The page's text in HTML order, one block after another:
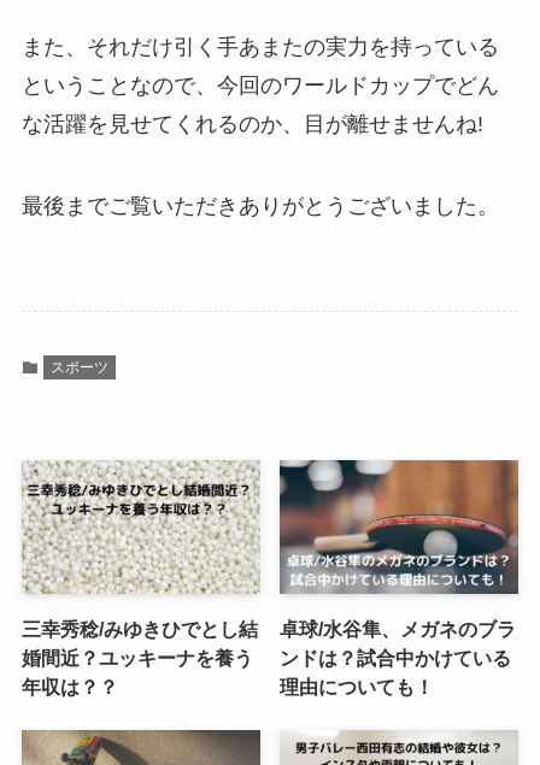
また、それだけ引く手あまたの実力を持っている
ということなので、今回のワールドカップでどん
な活躍を見せてくれるのか、目が離せませんね!
最後までご覧いただきありがとうございました。
スポーツ
三幸秀稔/みゆきひでとし結
婚間近？ユッキーナを養う
年収は？？
卓球/水谷隼、メガネのブラ
ンドは？試合中かけている
理由についても！